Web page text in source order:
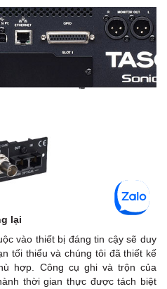
lại
vào thiết bị đáng tin cậy sẽ duy
tối thiểu và chúng tôi đã thiết kế
hợp. Công cụ ghi và trộn của
thời gian thực được tách biệt